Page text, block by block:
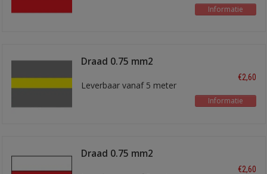
Informatie
Draad 0.75 mm2
Leverbaar vanaf 5 meter
€2,60
Informatie
Draad 0.75 mm2
€2,60